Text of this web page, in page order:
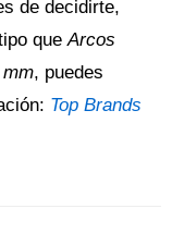
de decidirte,
queArcos
, puedes
Top Brands